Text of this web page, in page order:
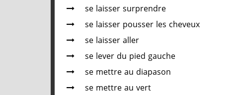
se laisser surprendre
se laisser pousser les cheveux
se laisser aller
se lever du pied gauche
se mettre au diapason
se mettre au vert